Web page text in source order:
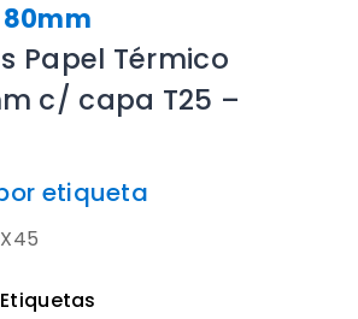
Papel Térmico
c/ capa T25 –
etiqueta